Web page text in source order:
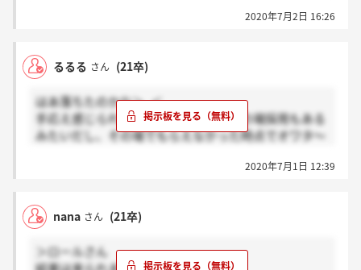
2020年7月2日 16:26
るるる さん (21卒)
はあ落ちたのかな＞_＜
手応え感じられなかったし、中にはその場採用もある
みたいだし、その場でもらえなかった時点でオワタ～
2020年7月1日 12:39
nana さん (21卒)
＞ロールさん